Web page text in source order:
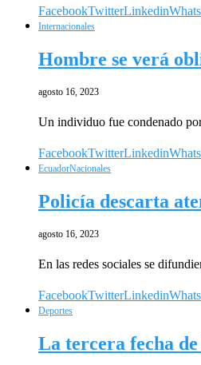
FacebookTwitterLinkedin
Internacionales
Hombre se verá
agosto 16, 2023
Un individuo fue condenado
FacebookTwitterLinkedin
EcuadorNacionales
Policía descarta
agosto 16, 2023
En las redes sociales se
FacebookTwitterLinkedin
Deportes
La tercera fecha